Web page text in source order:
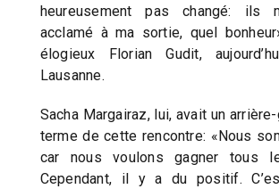
heureusement pas changé: ils
acclamé à ma sortie, quel
élogieux Florian Gudit,
Lausanne.
Sacha Margairaz, lui, avait un
terme de cette rencontre: «Nous
car nous voulons gagner tous
Cependant, il y a du positif.